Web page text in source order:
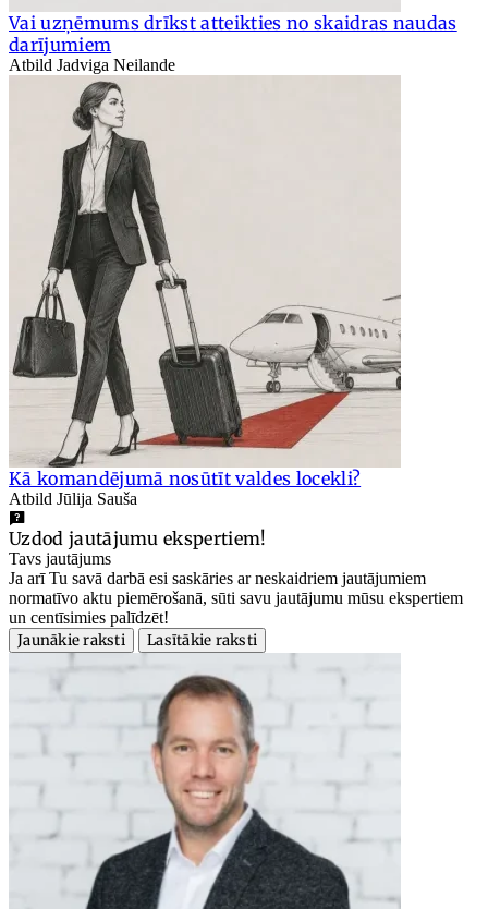
Vai uzņēmums drīkst atteikties no skaidras naudas
darījumiem
Atbild Jadviga Neilande
Kā komandējumā nosūtīt valdes locekli?
Atbild Jūlija Sauša
Uzdod jautājumu ekspertiem!
Tavs jautājums
Ja arī Tu savā darbā esi saskāries ar neskaidriem jautājumiem
normatīvo aktu piemērošanā, sūti savu jautājumu mūsu ekspertiem
un centīsimies palīdzēt!
Jaunākie raksti
Lasītākie raksti